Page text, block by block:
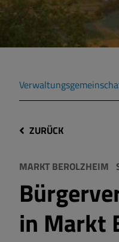
ZURÜCK
MARKT BEROLZHEIM
in Markt